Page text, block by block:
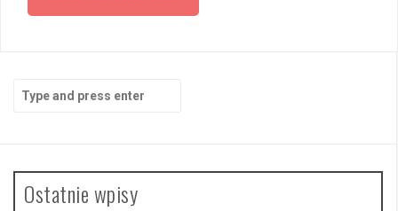
Search
for:
Ostatnie wpisy